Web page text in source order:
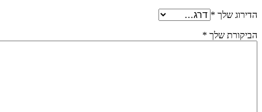
הדירוג שלך *
הביקורת שלך *